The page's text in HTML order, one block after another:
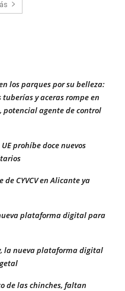
los parques por su belleza:
tuberías y aceras rompe en
potencial agente de control
UE prohíbe doce nuevos
de CYVCV en Alicante ya
plataforma digital para
la nueva plataforma digital
de las chinches, faltan